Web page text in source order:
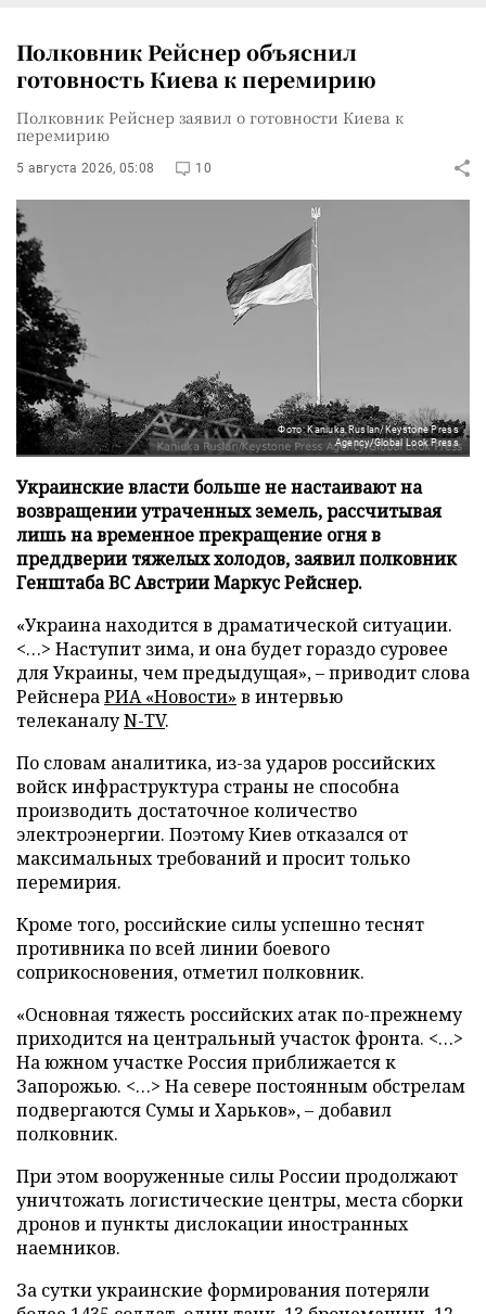
Полковник Рейснер объяснил
готовность Киева к перемирию
Полковник Рейснер заявил о готовности Киева к
перемирию
5 августа 2026, 05:08 10
Фото: Kaniuka Ruslan/Keystone Press
Agency/Global Look Press
Украинские власти больше не настаивают на
возвращении утраченных земель, рассчитывая
лишь на временное прекращение огня в
преддверии тяжелых холодов, заявил полковник
Генштаба ВС Австрии Маркус Рейснер.
«Украина находится в драматической ситуации.
<…> Наступит зима, и она будет гораздо суровее
для Украины, чем предыдущая», – приводит слова
РейснераРИА «Новости» в интервью
телеканалуN-TV.
По словам аналитика, из-за ударов российских
войск инфраструктура страны не способна
производить достаточное количество
электроэнергии. Поэтому Киев отказался от
максимальных требований и просит только
перемирия.
Кроме того, российские силы успешно теснят
противника по всей линии боевого
соприкосновения, отметил полковник.
«Основная тяжесть российских атак по-прежнему
приходится на центральный участок фронта. <…>
На южном участке Россия приближается к
Запорожью. <…> На севере постоянным обстрелам
подвергаются Сумы и Харьков», – добавил
полковник.
При этом вооруженные силы России продолжают
уничтожать логистические центры, места сборки
дронов и пункты дислокации иностранных
наемников.
За сутки украинские формирования потеряли